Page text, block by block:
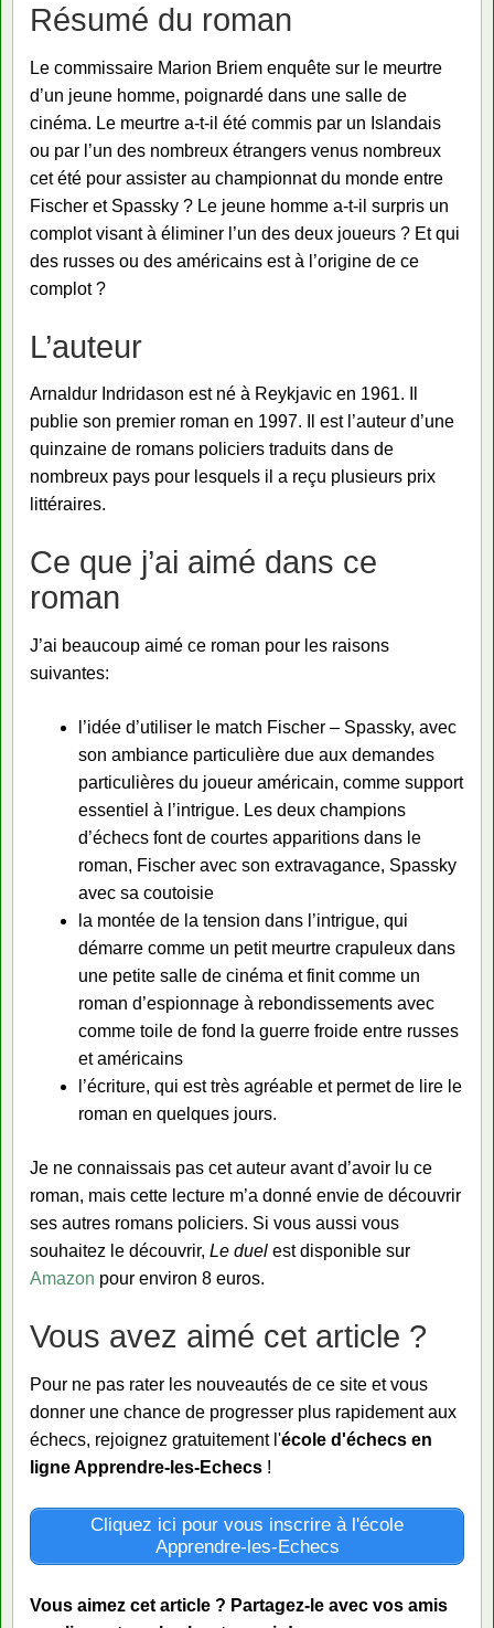
Résumé du roman
Le commissaire Marion Briem enquête sur le meurtre
d’un jeune homme, poignardé dans une salle de
cinéma. Le meurtre a-t-il été commis par un Islandais
ou par l’un des nombreux étrangers venus nombreux
cet été pour assister au championnat du monde entre
Fischer et Spassky ? Le jeune homme a-t-il surpris un
complot visant à éliminer l’un des deux joueurs ? Et qui
des russes ou des américains est à l’origine de ce
complot ?
L’auteur
Arnaldur Indridason est né à Reykjavic en 1961. Il
publie son premier roman en 1997. Il est l’auteur d’une
quinzaine de romans policiers traduits dans de
nombreux pays pour lesquels il a reçu plusieurs prix
littéraires.
Ce que j’ai aimé dans ce
roman
J’ai beaucoup aimé ce roman pour les raisons
suivantes:
l’idée d’utiliser le match Fischer – Spassky, avec
son ambiance particulière due aux demandes
particulières du joueur américain, comme support
essentiel à l’intrigue. Les deux champions
d’échecs font de courtes apparitions dans le
roman, Fischer avec son extravagance, Spassky
avec sa coutoisie
la montée de la tension dans l’intrigue, qui
démarre comme un petit meurtre crapuleux dans
une petite salle de cinéma et finit comme un
roman d’espionnage à rebondissements avec
comme toile de fond la guerre froide entre russes
et américains
l’écriture, qui est très agréable et permet de lire le
roman en quelques jours.
Je ne connaissais pas cet auteur avant d’avoir lu ce
roman, mais cette lecture m’a donné envie de découvrir
ses autres romans policiers. Si vous aussi vous
souhaitez le découvrir, Le duel est disponible sur
Amazon pour environ 8 euros.
Vous avez aimé cet article ?
Pour ne pas rater les nouveautés de ce site et vous
donner une chance de progresser plus rapidement aux
échecs, rejoignez gratuitement l'école d'échecs en
ligne Apprendre-les-Echecs !
Cliquez ici pour vous inscrire à l'école
Apprendre-les-Echecs
Vous aimez cet article ? Partagez-le avec vos amis